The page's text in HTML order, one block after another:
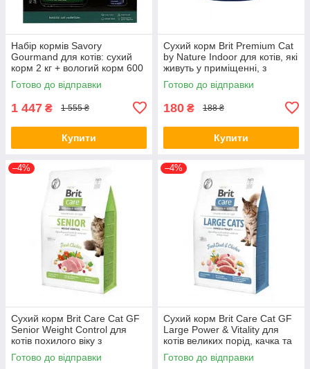
Набір кормів Savory
Gourmand для котів: сухий
корм 2 кг + вологий корм 600
г (*)
Готово до відправки
1 447 ₴ 1 555 ₴
Купити
Сухий корм Brit Premium Cat
by Nature Indoor для котів, які
живуть у приміщенні, з
куркою, 300 г (*)
Готово до відправки
180 ₴ 188 ₴
Купити
–4%
Сухий корм Brit Care Cat GF
Senior Weight Control для
котів похилого віку з
надмірною вагою, курка, 400
г (*)
Готово до відправки
–4%
Сухий корм Brit Care Cat GF
Large Power & Vitality для
котів великих порід, качка та
курка, 400 г (*)
Готово до відправки